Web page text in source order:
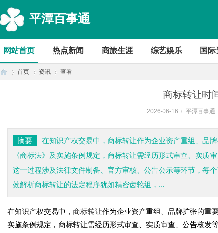
平潭百事通
网站首页 热点新闻 商旅生涯 综艺娱乐 国际
首页 资讯 查看
商标转让时
2026-06-16 / 平潭百事通
摘要
在知识产权交易中，商标转让作为企业资产重组、品
《商标法》及实施条例规定，商标转让需经历形式审查、实质
这一过程涉及法律文件制备、官方审核、公告公示等环节，每
效解析商标转让的法定程序犹如精密齿轮组，...
在知识产权交易中， 商标转让作为企业资产重组、品牌扩张的重
实施条例规定，商标转让需经历形式审查、实质审查、公告核发